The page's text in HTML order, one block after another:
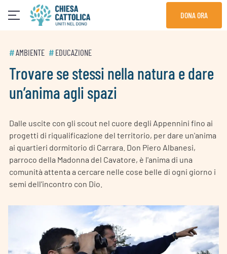
DONA ORA
#AMBIENTE # EDUCAZIONE
Trovare se stessi nella natura e dare
un’anima agli spazi
Dalle uscite con gli scout nel cuore degli Appennini fino ai
progetti di riqualificazione del territorio, per dare un'anima
ai quartieri dormitorio di Carrara. Don Piero Albanesi,
parroco della Madonna del Cavatore, è l'anima di una
comunità attenta a cercare nelle cose belle di ogni giorno i
semi dell'incontro con Dio.